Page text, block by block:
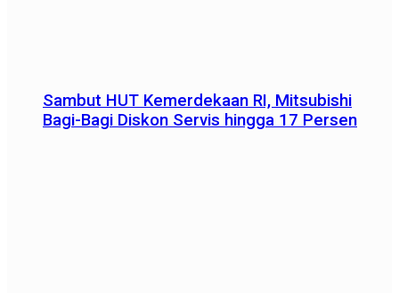
Sambut HUT Kemerdekaan RI, Mitsubishi
Bagi-Bagi Diskon Servis hingga 17 Persen